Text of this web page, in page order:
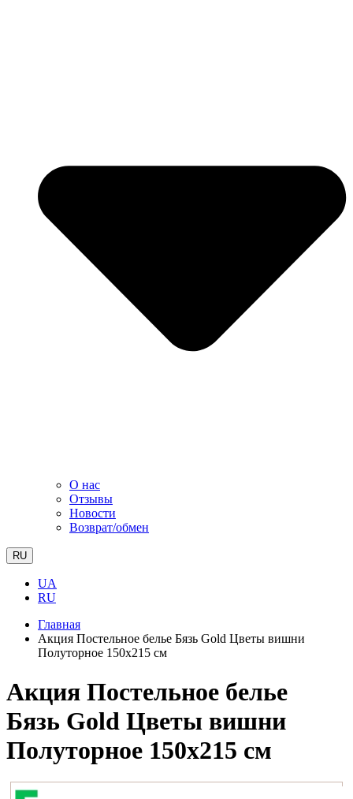
О нас
Отзывы
Новости
Возврат/обмен
RU
UA
RU
Главная
Акция Постельное белье Бязь Gold Цветы вишни
Полуторное 150х215 см
Акция Постельное белье
Бязь Gold Цветы вишни
Полуторное 150х215 см